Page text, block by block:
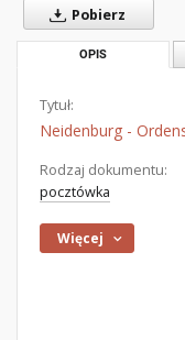
Pobierz
OPIS
Tytuł:
Neidenburg -
Rodzaj dokumentu:
pocztówka
Więcej